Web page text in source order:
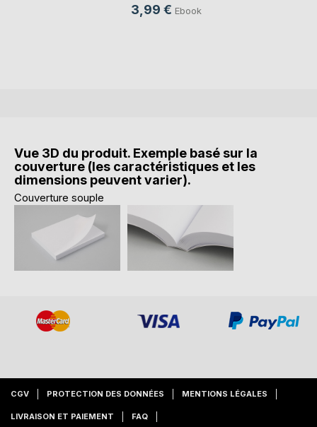
3,99 € Ebook
Vue 3D du produit. Exemple basé sur la
couverture (les caractéristiques et les
dimensions peuvent varier).
Couverture souple
CGV PROTECTION DES DONNÉES MENTIONS LÉGALES
LIVRAISON ET PAIEMENT FAQ